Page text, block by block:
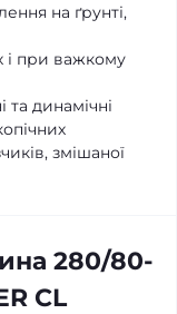
на ґрунті,
і при важкому
динамічні
змішаної
280/80-
CL